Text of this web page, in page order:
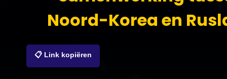
Noord-Korea en
📋 Link kopiëren